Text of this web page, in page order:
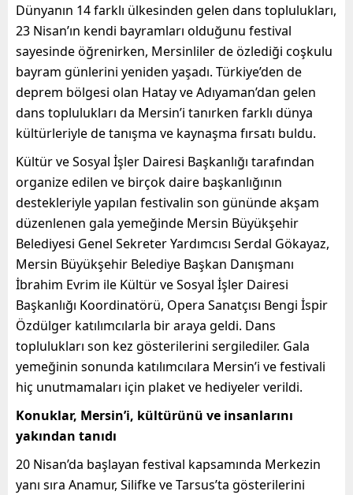
Dünyanın 14 farklı ülkesinden gelen dans toplulukları,
23 Nisan’ın kendi bayramları olduğunu festival
sayesinde öğrenirken, Mersinliler de özlediği coşkulu
bayram günlerini yeniden yaşadı. Türkiye’den de
deprem bölgesi olan Hatay ve Adıyaman’dan gelen
dans toplulukları da Mersin’i tanırken farklı dünya
kültürleriyle de tanışma ve kaynaşma fırsatı buldu.
Kültür ve Sosyal İşler Dairesi Başkanlığı tarafından
organize edilen ve birçok daire başkanlığının
destekleriyle yapılan festivalin son gününde akşam
düzenlenen gala yemeğinde Mersin Büyükşehir
Belediyesi Genel Sekreter Yardımcısı Serdal Gökayaz,
Mersin Büyükşehir Belediye Başkan Danışmanı
İbrahim Evrim ile Kültür ve Sosyal İşler Dairesi
Başkanlığı Koordinatörü, Opera Sanatçısı Bengi İspir
Özdülger katılımcılarla bir araya geldi. Dans
toplulukları son kez gösterilerini sergilediler. Gala
yemeğinin sonunda katılımcılara Mersin’i ve festivali
hiç unutmamaları için plaket ve hediyeler verildi.
Konuklar, Mersin’i, kültürünü ve insanlarını
yakından tanıdı
20 Nisan’da başlayan festival kapsamında Merkezin
yanı sıra Anamur, Silifke ve Tarsus’ta gösterilerini